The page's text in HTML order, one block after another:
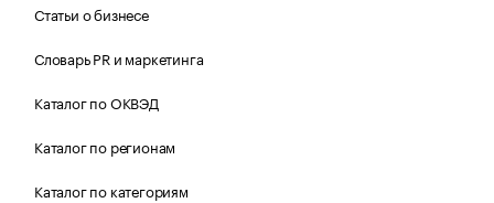
Статьи о бизнесе
Словарь PR и маркетинга
Каталог по ОКВЭД
Каталог по регионам
Каталог по категориям